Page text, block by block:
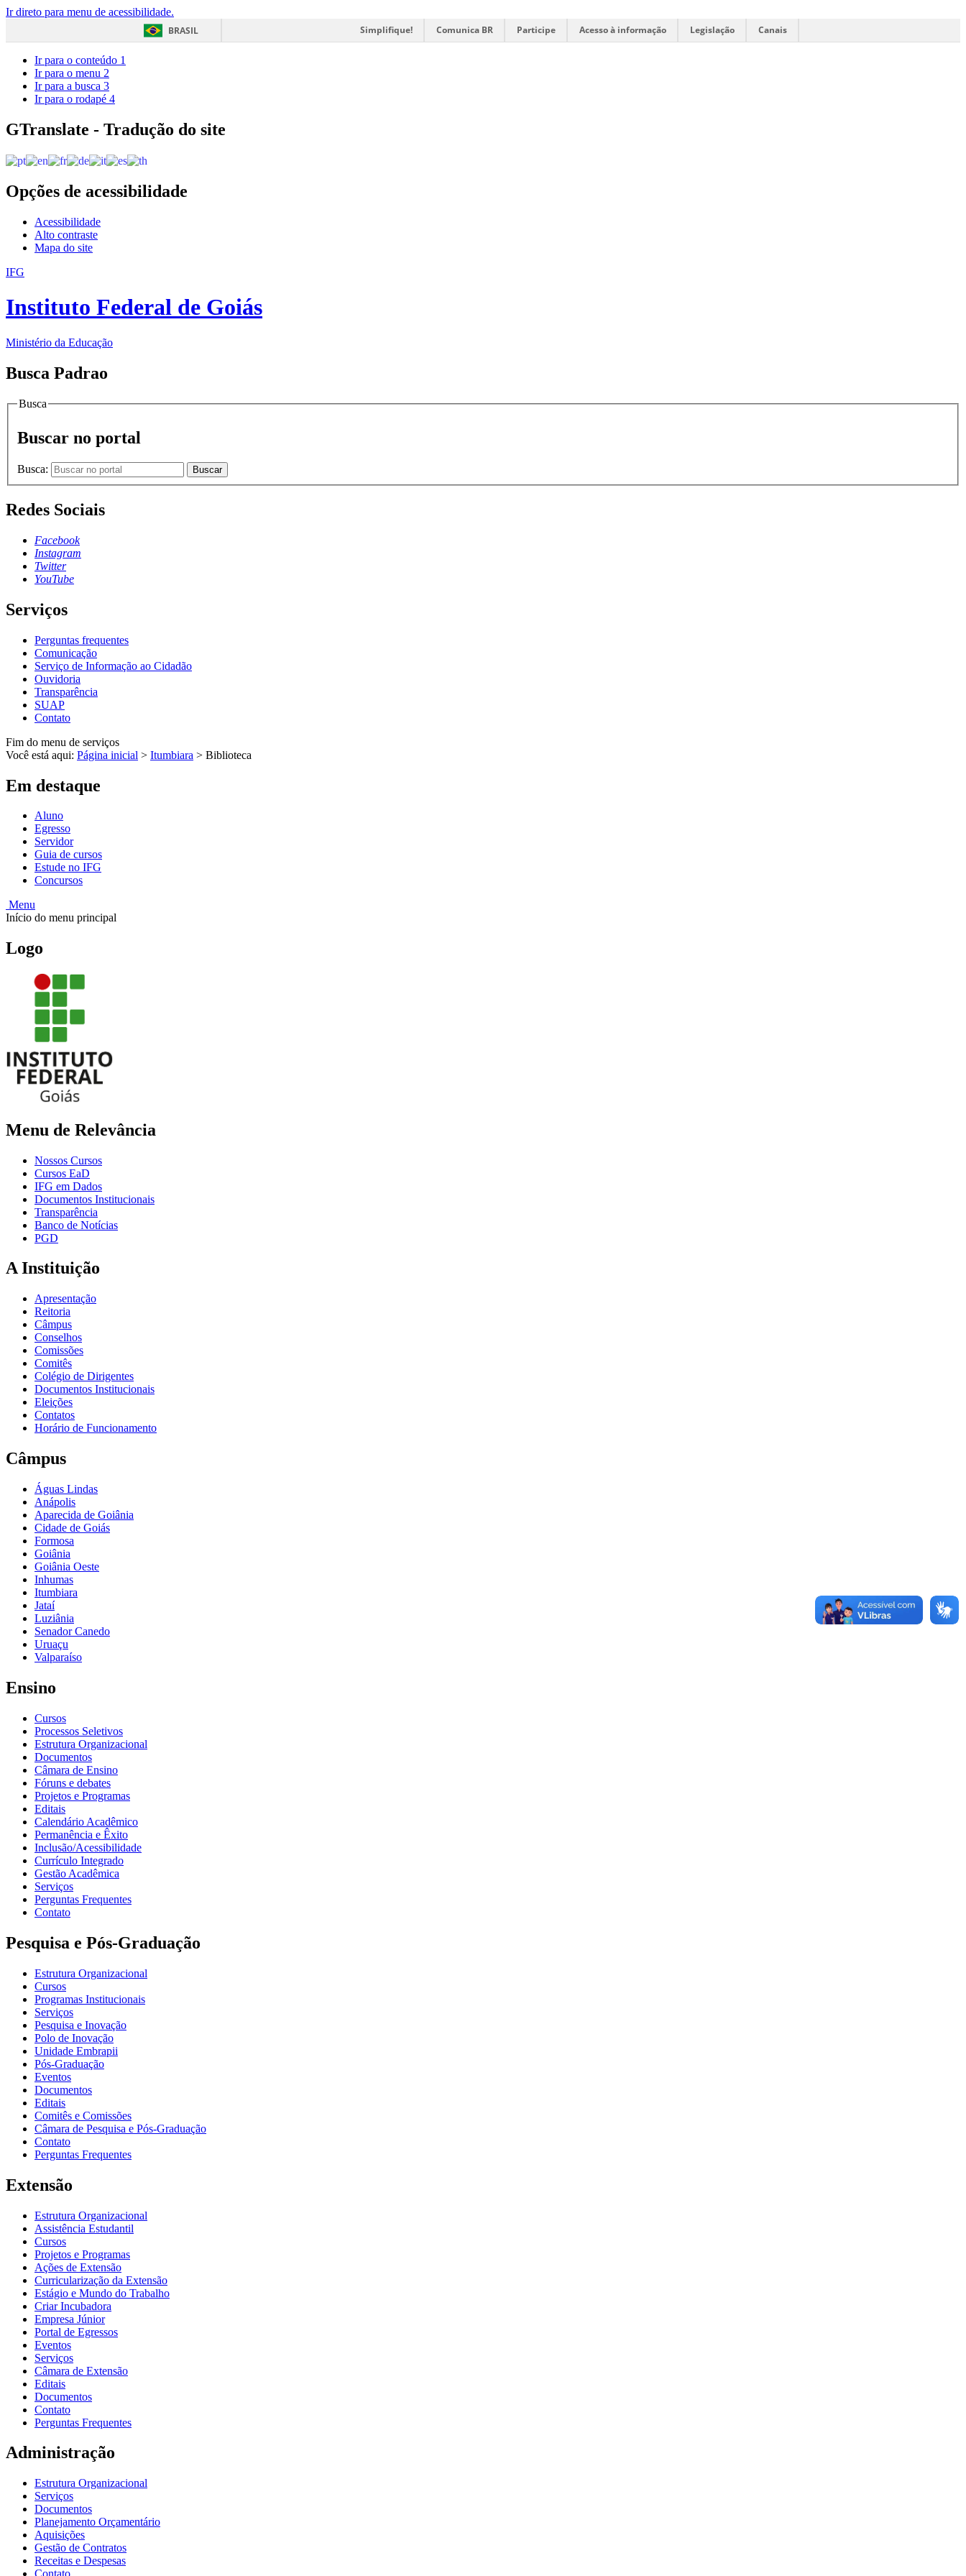
Ir direto para menu de acessibilidade.
BRASIL
Simplifique! Comunica BR Participe Acesso à informação Legislação Canais
Ir para o conteúdo 1
Ir para o menu 2
Ir para a busca 3
Ir para o rodapé 4
GTranslate - Tradução do site
Opções de acessibilidade
Acessibilidade
Alto contraste
Mapa do site
IFG
Instituto Federal de Goiás
Ministério da Educação
Busca Padrao
Busca
Buscar no portal
Busca: Buscar
Redes Sociais
Facebook
Instagram
Twitter
YouTube
Serviços
Perguntas frequentes
Comunicação
Serviço de Informação ao Cidadão
Ouvidoria
Transparência
SUAP
Contato
Fim do menu de serviços
Você está aqui: Página inicial > Itumbiara > Biblioteca
Em destaque
Aluno
Egresso
Servidor
Guia de cursos
Estude no IFG
Concursos
Menu
Início do menu principal
Logo
Menu de Relevância
Nossos Cursos
Cursos EaD
IFG em Dados
Documentos Institucionais
Transparência
Banco de Notícias
PGD
A Instituição
Apresentação
Reitoria
Câmpus
Conselhos
Comissões
Comitês
Colégio de Dirigentes
Documentos Institucionais
Eleições
Contatos
Horário de Funcionamento
Câmpus
Águas Lindas
Anápolis
Aparecida de Goiânia
Cidade de Goiás
Formosa
Goiânia
Goiânia Oeste
Inhumas
Itumbiara
Jataí
Luziânia
Senador Canedo
Uruaçu
Valparaíso
Ensino
Cursos
Processos Seletivos
Estrutura Organizacional
Documentos
Câmara de Ensino
Fóruns e debates
Projetos e Programas
Editais
Calendário Acadêmico
Permanência e Êxito
Inclusão/Acessibilidade
Currículo Integrado
Gestão Acadêmica
Serviços
Perguntas Frequentes
Contato
Pesquisa e Pós-Graduação
Estrutura Organizacional
Cursos
Programas Institucionais
Serviços
Pesquisa e Inovação
Polo de Inovação
Unidade Embrapii
Pós-Graduação
Eventos
Documentos
Editais
Comitês e Comissões
Câmara de Pesquisa e Pós-Graduação
Contato
Perguntas Frequentes
Extensão
Estrutura Organizacional
Assistência Estudantil
Cursos
Projetos e Programas
Ações de Extensão
Curricularização da Extensão
Estágio e Mundo do Trabalho
Criar Incubadora
Empresa Júnior
Portal de Egressos
Eventos
Serviços
Câmara de Extensão
Editais
Documentos
Contato
Perguntas Frequentes
Administração
Estrutura Organizacional
Serviços
Documentos
Planejamento Orçamentário
Aquisições
Gestão de Contratos
Receitas e Despesas